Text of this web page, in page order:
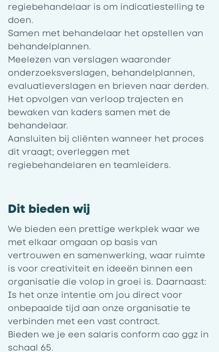
regiebehandelaar is om indicatiestelling te
doen.
Samen met behandelaar het opstellen van
behandelplannen.
Meelezen van verslagen waaronder
onderzoeksverslagen, behandelplannen,
evaluatieverslagen en brieven naar derden.
Het opvolgen van verloop trajecten en
bewaken van kaders samen met de
behandelaar.
Aansluiten bij cliënten wanneer het proces
dit vraagt; overleggen met
regiebehandelaren en teamleiders.
Dit bieden wij
We bieden een prettige werkplek waar we
met elkaar omgaan op basis van
vertrouwen en samenwerking, waar ruimte
is voor creativiteit en ideeën binnen een
organisatie die volop in groei is. Daarnaast:
Is het onze intentie om jou direct voor
onbepaalde tijd aan onze organisatie te
verbinden met een vast contract.
Bieden we je een salaris conform cao ggz in
schaal 65.